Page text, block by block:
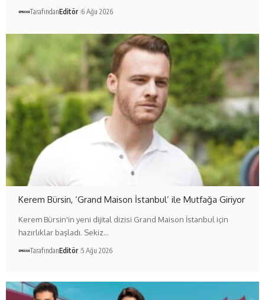
TarafındanEditör 6 Ağu 2026
Kerem Bürsin, ‘Grand Maison İstanbul’ ile Mutfağa Giriyor
Kerem Bürsin'in yeni dijital dizisi Grand Maison İstanbul için
hazırlıklar başladı. Sekiz…
TarafındanEditör 5 Ağu 2026